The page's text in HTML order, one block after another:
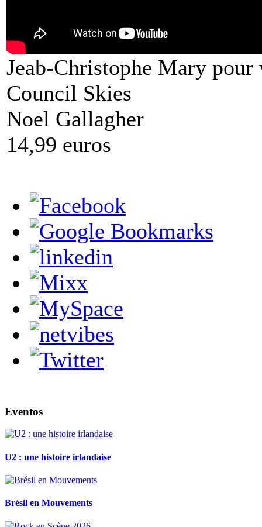
Jeab-Christophe Mary
Council Skies
Noel Gallagher
14,99 euros
Eventos
U2 : une histoire irlandaise
Brésil en Mouvements